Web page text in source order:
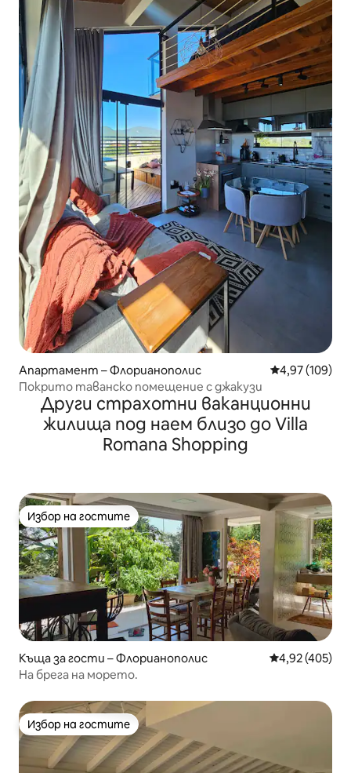
Апартамент – Флорианополис Средна
4,97 (109)
Покрито таванско помещение с джакузи
Други страхотни ваканционни
жилища под наем близо до Villa
Romana Shopping
Избор на гостите
Избор на гостите
Къща за гости – Флорианополис Средна
4,92 (405)
На брега на морето.
Избор на гостите
Избор на гостите